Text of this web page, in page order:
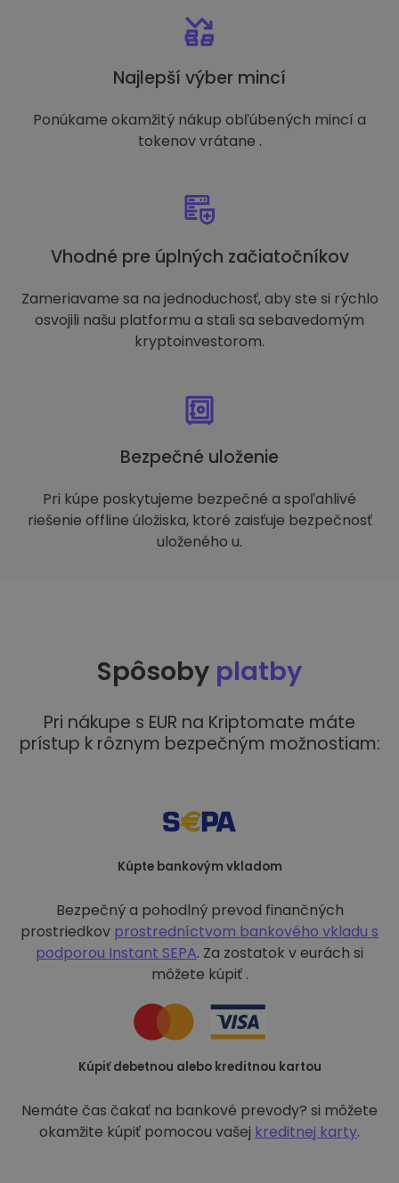
Najlepší výber mincí
Ponúkame okamžitý nákup obľúbených mincí a
tokenov vrátane .
Vhodné pre úplných začiatočníkov
Zameriavame sa na jednoduchosť, aby ste si rýchlo
osvojili našu platformu a stali sa sebavedomým
kryptoinvestorom.
Bezpečné uloženie
Pri kúpe poskytujeme bezpečné a spoľahlivé
riešenie offline úložiska, ktoré zaisťuje bezpečnosť
uloženého u.
Spôsoby platby
Pri nákupe s EUR na Kriptomate máte
prístup k rôznym bezpečným možnostiam:
Kúpte bankovým vkladom
Bezpečný a pohodlný prevod finančných
prostriedkov prostredníctvom bankového vkladu s
podporou Instant SEPA. Za zostatok v eurách si
môžete kúpiť .
Kúpiť debetnou alebo kreditnou kartou
Nemáte čas čakať na bankové prevody? si môžete
okamžite kúpiť pomocou vašej kreditnej karty.